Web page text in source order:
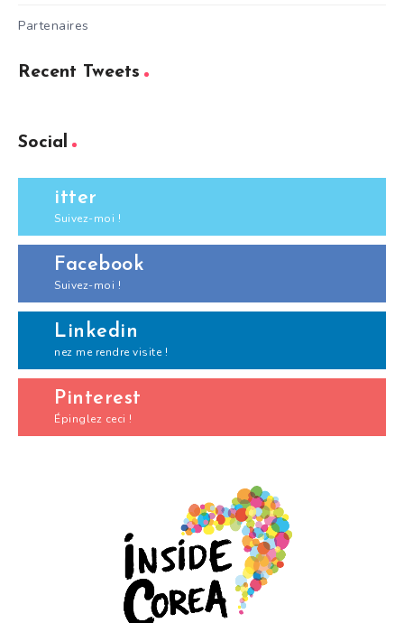
Partenaires
Recent Tweets
Social
itter
Suivez-moi !
Facebook
Suivez-moi !
Linkedin
nez me rendre visite !
Pinterest
Épinglez ceci !